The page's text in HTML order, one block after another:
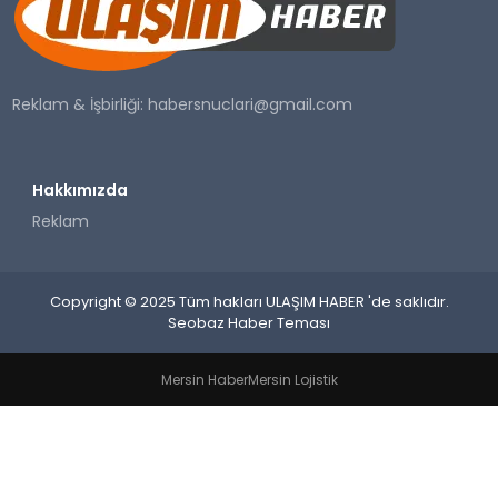
SAĞLIK
YAŞAM
Reklam & İşbirliği:habersnuclari@gmail.com
Hakkımızda
Reklam
Copyright © 2025 Tüm hakları ULAŞIM HABER 'de saklıdır.
Seobaz Haber Teması
Mersin HaberMersin Lojistik